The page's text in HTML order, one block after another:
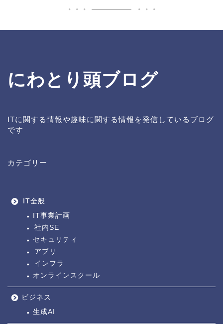
にわとり頭ブログ
ITに関する情報や趣味に関する情報を発信しているブログ
です
カテゴリー
IT全般
IT事業計画
社内SE
セキュリティ
アプリ
インフラ
オンラインスクール
ビジネス
生成AI